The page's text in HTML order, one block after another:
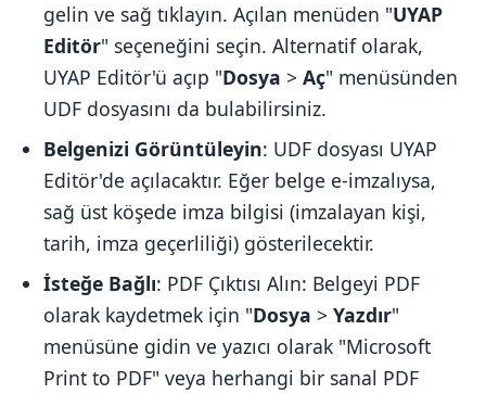
gelin ve sağ tıklayın. Açılan menüden "UYAP
Editör" seçeneğini seçin. Alternatif olarak,
UYAP Editör'ü açıp "Dosya > Aç" menüsünden
UDF dosyasını da bulabilirsiniz.
Belgenizi Görüntüleyin: UDF dosyası UYAP
Editör'de açılacaktır. Eğer belge e-imzalıysa,
sağ üst köşede imza bilgisi (imzalayan kişi,
tarih, imza geçerliliği) gösterilecektir.
İsteğe Bağlı: PDF Çıktısı Alın: Belgeyi PDF
olarak kaydetmek için "Dosya > Yazdır"
menüsüne gidin ve yazıcı olarak "Microsoft
Print to PDF" veya herhangi bir sanal PDF